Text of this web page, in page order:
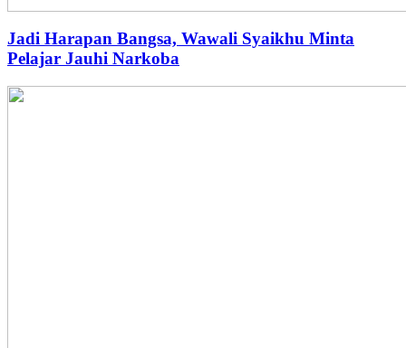
Jadi Harapan Bangsa, Wawali Syaikhu Minta
Pelajar Jauhi Narkoba